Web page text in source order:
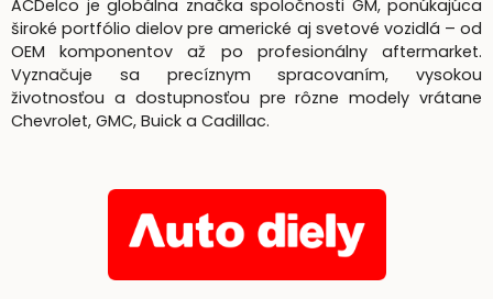
ACDelco je globálna značka spoločnosti GM, ponúkajúca
široké portfólio dielov pre americké aj svetové vozidlá – od
OEM komponentov až po profesionálny aftermarket.
Vyznačuje sa precíznym spracovaním, vysokou
životnosťou a dostupnosťou pre rôzne modely vrátane
Chevrolet, GMC, Buick a Cadillac.